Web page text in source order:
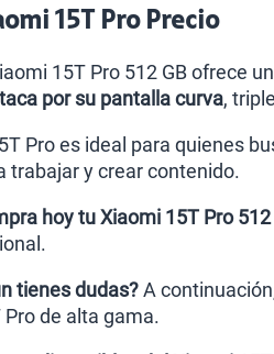
15T Pro Precio
15T Pro 512 GB ofrece
por su pantalla curva,
Pro es ideal para quienes
trabajar y crear contenido.
hoy tu Xiaomi 15T Pro
tienes dudas?A
Pro de alta gama.